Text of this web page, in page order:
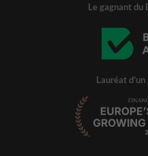
Le gagnant du
Lauréat